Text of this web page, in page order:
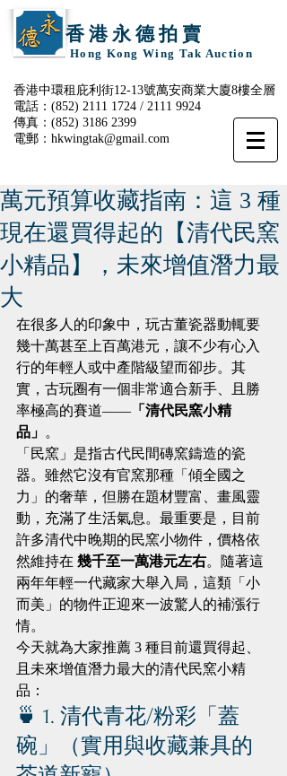
香 港 永 德 拍 賣
Hong Kong Wing Tak Auction
香港中環租庇利街12-13號萬安商業大廈8樓全層
電話：(852) 2111 1724 / 2111 9924
傳真：(852) 3186 2399
電郵： hkwingtak@gmail.com
萬元預算收藏指南：這 3 種
現在還買得起的【清代民窯
小精品】，未來增值潛力最
大
在很多人的印象中，玩古董瓷器動輒要
幾十萬甚至上百萬港元，讓不少有心入
行的年輕人或中產階級望而卻步。其
實，古玩圈有一個非常適合新手、且勝
率極高的賽道—— 「清代民窯小精
品」 。
「民窯」是指古代民間磚窯鑄造的瓷
器。雖然它沒有官窯那種「傾全國之
力」的奢華，但勝在題材豐富、畫風靈
動，充滿了生活氣息。最重要是，目前
許多清代中晚期的民窯小物件，價格依
然維持在 幾千至一萬港元左右。隨著這
兩年年輕一代藏家大舉入局，這類「小
而美」的物件正迎來一波驚人的補漲行
情。
今天就為大家推薦 3 種目前還買得起、
且未來增值潛力最大的清代民窯小精
品：
🍵 1. 清代青花/粉彩「蓋
碗」（實用與收藏兼具的